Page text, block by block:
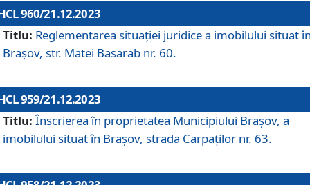
960/21.12.2023
Titlu: Reglementarea situației juridice a imobilului situat
Brașov, str. Matei Basarab nr. 60.
959/21.12.2023
Titlu: Înscrierea în proprietatea Municipiului Brașov, a
imobilului situat în Brașov, strada Carpaților nr. 63.